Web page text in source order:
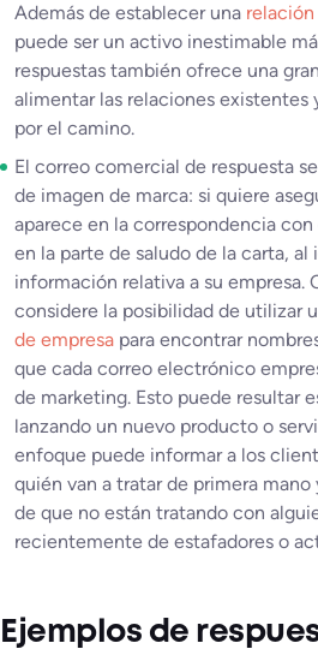
Además de establecer una
puede ser un activo inestimable
respuestas también ofrece una
alimentar las relaciones existentes
por el camino.
El correo comercial de respuesta
de imagen de marca: si quiere
aparece en la correspondencia
en la parte de saludo de la carta,
información relativa a su empresa.
considere la posibilidad de utilizar
de empresa para encontrar
que cada correo electrónico
de marketing. Esto puede resultar
lanzando un nuevo producto o
enfoque puede informar a los
quién van a tratar de primera
de que no están tratando con
recientemente de estafadores o
Ejemplos de